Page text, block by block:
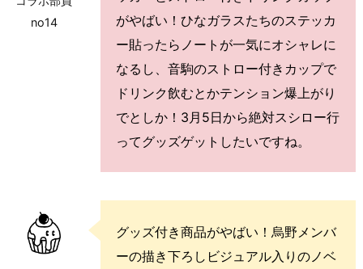
no14
がやばい！ひなガラスたちのステッカ
ー貼ったらノートが一気にオシャレに
なるし、音駒のストロー付きカップで
ドリンク飲むとかテンション爆上がり
でとしか！3月5日から絶対スシロー行
ってグッズゲットしたいですね。
グッズ付き商品がやばい！烏野メンバ
ーの描き下ろしビジュアル入りのノベ